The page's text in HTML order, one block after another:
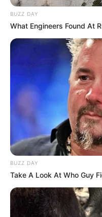
BUZZ DAY
What Engineers Found At
BUZZ DAY
Take A Look At Who Guy